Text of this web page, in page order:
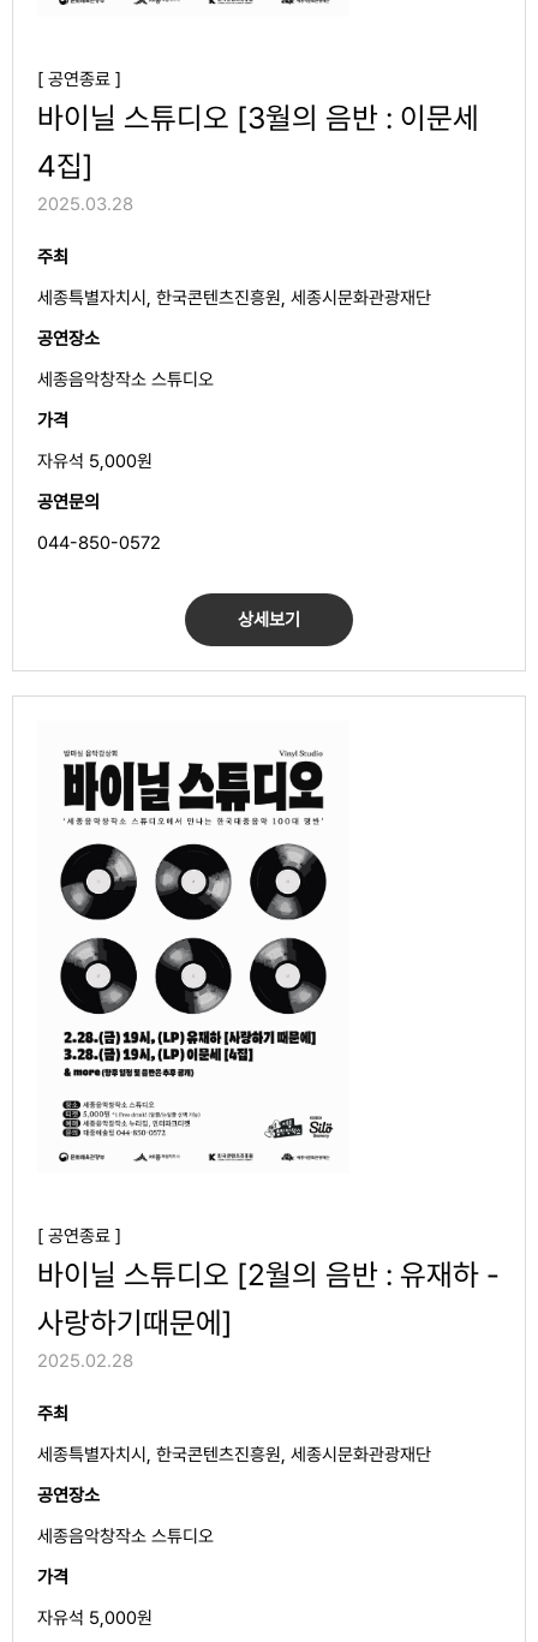
[ 공연종료 ]
바이닐 스튜디오 [3월의 음반 : 이문세
4집]
2025.03.28
주최
세종특별자치시, 한국콘텐츠진흥원, 세종시문화관광재단
공연장소
세종음악창작소 스튜디오
가격
자유석 5,000원
공연문의
044-850-0572
상세보기
[ 공연종료 ]
바이닐 스튜디오 [2월의 음반 : 유재하 -
사랑하기때문에]
2025.02.28
주최
세종특별자치시, 한국콘텐츠진흥원, 세종시문화관광재단
공연장소
세종음악창작소 스튜디오
가격
자유석 5,000원